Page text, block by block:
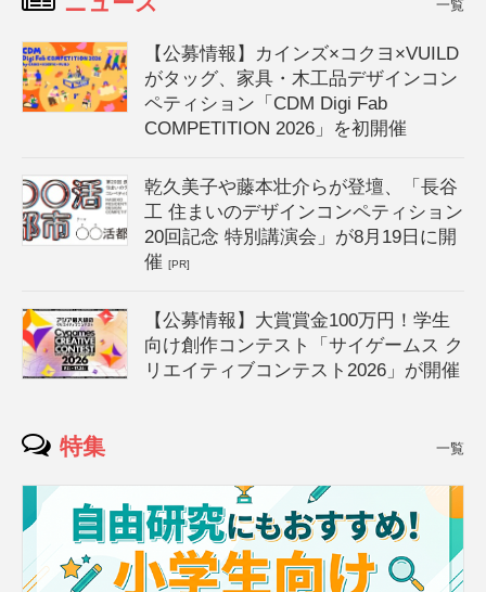
一覧
【公募情報】カインズ×コクヨ×VUILD
がタッグ、家具・木工品デザインコン
ペティション「CDM Digi Fab
COMPETITION 2026」を初開催
乾久美子や藤本壮介らが登壇、「長谷
工 住まいのデザインコンペティション
20回記念 特別講演会」が8月19日に開
催[PR]
【公募情報】大賞賞金100万円！学生
向け創作コンテスト「サイゲームス ク
リエイティブコンテスト2026」が開催
特集 一覧